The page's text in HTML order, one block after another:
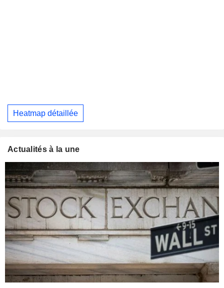
Heatmap détaillée
Actualités à la une